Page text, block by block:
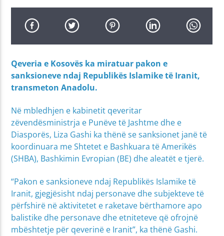
Qeveria e Kosovës ka miratuar pakon e
sanksioneve ndaj Republikës Islamike të Iranit,
transmeton Anadolu.
Në mbledhjen e kabinetit qeveritar
zëvendësministrja e Punëve të Jashtme dhe e
Diasporës, Liza Gashi ka thënë se sanksionet janë të
koordinuara me Shtetet e Bashkuara të Amerikës
(SHBA), Bashkimin Evropian (BE) dhe aleatët e tjerë.
“Pakon e sanksioneve ndaj Republikës Islamike të
Iranit, gjegjësisht ndaj personave dhe subjekteve të
përfshirë në aktivitetet e raketave bërthamore apo
balistike dhe personave dhe etniteteve që ofrojnë
mbështetje për qeverinë e Iranit”, ka thënë Gashi.